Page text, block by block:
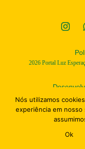
2026Portal Luz
Nós utilizamos
experiência em
Ok